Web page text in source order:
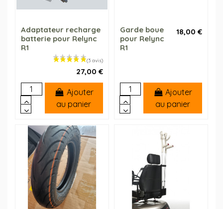
Adaptateur recharge
batterie pour Relync
R1
27,00 €
Ajouter
au panier
Garde boue
pour Relync
R1
18,00 €
Ajouter
au panier